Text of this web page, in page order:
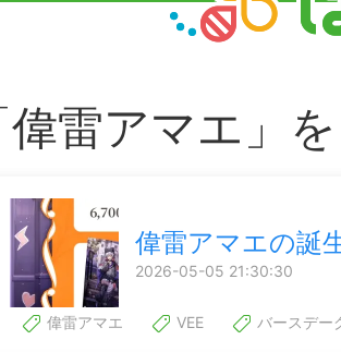
偉雷アマエ」
偉雷アマエの誕
2026-05-05 21:30:30
偉雷アマエ VEE バースデー